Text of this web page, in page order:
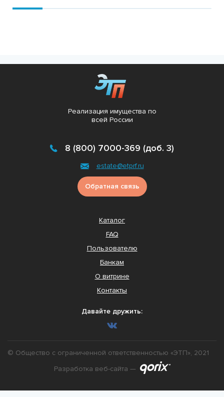
Реализация имущества по
всей России
8 (800) 7000-369 (доб. 3)
estate@etprf.ru
Обратная связь
Каталог
FAQ
Пользователю
Банкам
О витрине
Контакты
Давайте дружить:
© Общество с ограниченной ответственностью «ЭТП», 2021
Разработка веб-сайта —